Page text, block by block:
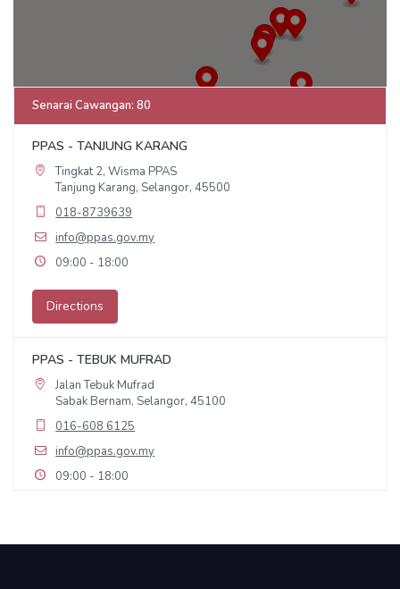
Senarai Cawangan: 80
PPAS - TANJUNG KARANG
Tingkat 2, Wisma PPAS
Tanjung Karang, Selangor, 45500
018-8739639
info@ppas.gov.my
09:00 - 18:00
Directions
PPAS - TEBUK MUFRAD
Jalan Tebuk Mufrad
Sabak Bernam, Selangor, 45100
016-608 6125
info@ppas.gov.my
09:00 - 18:00